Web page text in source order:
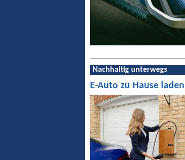
Nachhaltig unterwegs
E-Auto zu Hause